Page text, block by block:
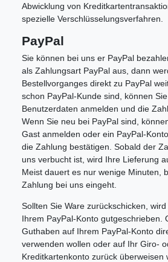
Abwicklung von
spezielle Verschlüsselungsverfahren.
PayPal
Sie können bei uns er PayPal
als Zahlungsart PayPal aus, dann
Bestellvorganges direkt zu PayPal
schon PayPal-Kunde sind, können
Benutzerdaten anmelden und die
Wenn Sie neu bei PayPal sind,
Gast anmelden oder ein PayPal-
die Zahlung bestätigen. Sobald der
uns verbucht ist, wird Ihre Lieferung
Meist dauert es nur wenige Minuten,
Zahlung bei uns eingeht.
Sollten Sie Ware zurückschicken,
Ihrem PayPal-Konto gutgeschrieben.
Guthaben auf Ihrem PayPal-Konto
verwenden wollen oder auf Ihr Giro-
Kreditkartenkonto zurück überweisen